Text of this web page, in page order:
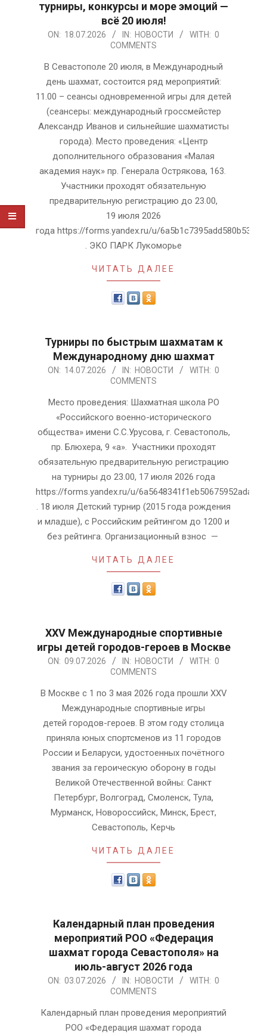
турниры, конкурсы и море эмоций —
всё 20 июля!
2026-
18
ON: 18.07.2026 IN: НОВОСТИ WITH: 0
COMMENTS
В Севастополе 20 июля, в Международный
день шахмат, состоится ряд мероприятий:
11.00 – сеансы одновременной игры для детей
(сеансеры: международный гроссмейстер
Александр Иванов и сильнейшие шахматисты
города). Место проведения: «Центр
дополнительного образования «Малая
академия наук» пр. Генерала Острякова, 163.
Участники проходят обязательную
предварительную регистрацию до 23.00,
19 июля 2026
года https://forms.yandex.ru/u/
. ЭКО ПАРК Лукоморье
ЧИТАТЬ ДАЛЕЕ
Турниры по быстрым шахматам к
Международному дню шахмат
2026-
ON: 14.07.2026 IN: НОВОСТИ WITH: 0
COMMENTS
Место проведения: Шахматная школа РО
«Российского военно-исторического
общества» имени С.С.Урусова, г. Севастополь,
пр. Блюхера, 9 «а». Участники проходят
обязательную предварительную регистрацию
на турниры до 23.00, 17 июля 2026 года
https://forms.yandex.ru/u/6a5648341f1eb50675952ada
. 18 июля Детский турнир (2015 года рождения
и младше), с Российским рейтингом до 1200 и
без рейтинга. Организационный взнос —
ЧИТАТЬ ДАЛЕЕ
XXV Международные спортивные
игры детей городов-героев в Москве
2026-
09
ON: 09.07.2026 IN: НОВОСТИ WITH: 0
COMMENTS
В Москве с 1 по 3 мая 2026 года прошли XXV
Международные спортивные игры
детей городов-героев. В этом году столица
приняла юных спортсменов из 11 городов
России и Беларуси, удостоенных почётного
звания за героическую оборону в годы
Великой Отечественной войны: Санкт
Петербург, Волгоград, Смоленск, Тула,
Мурманск, Новороссийск, Минск, Брест,
Севастополь, Керчь
ЧИТАТЬ ДАЛЕЕ
Календарный план проведения
мероприятий РОО «Федерация
шахмат города Севастополя» на
июль-август 2026 года
2026-
03
ON: 03.07.2026 IN: НОВОСТИ WITH: 0
COMMENTS
Календарный план проведения мероприятий
РОО «Федерация шахмат города